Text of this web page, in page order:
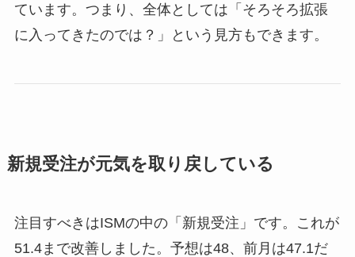
ています。つまり、全体としては「そろそろ拡張
に入ってきたのでは？」という見方もできます。
新規受注が元気を取り戻している
注目すべきはISMの中の「新規受注」です。これが
51.4まで改善しました。予想は48、前月は47.1だ